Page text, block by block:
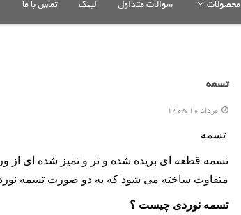
محصولات سوالات متداول لینک تماس با ما
تسمه
مرداد 10 1405
تسمه
تسمه قطعه ای بریده شده و تر و تمیز شده ای
متفاوت ساخته می شود که به دو صورت تسمه
تسمه نوردی چیست ؟